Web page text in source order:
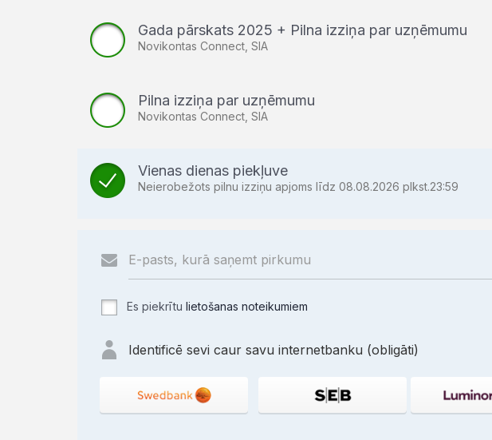
Gada pārskats 2025 + Pilna izziņa par uzņēmumu
Novikontas Connect, SIA
Pilna izziņa par uzņēmumu
Novikontas Connect, SIA
Vienas dienas piekļuve
Neierobežots pilnu izziņu apjoms līdz 08.08.2026 plkst.23:59
Es piekrītu lietošanas noteikumiem
Identificē sevi caur savu internetbanku (obligāti)